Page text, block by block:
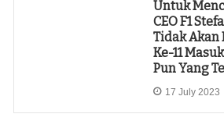
Untuk
CEO F1
Tidak
Ke-11
Pun Yang
17 July 2023